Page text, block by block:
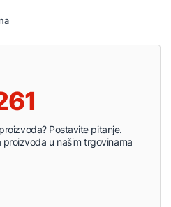
Postavite pitanje.
u našim trgovinama